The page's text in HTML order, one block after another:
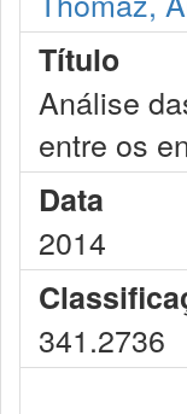
Título
Análise
entre os
Data
2014
341.2736